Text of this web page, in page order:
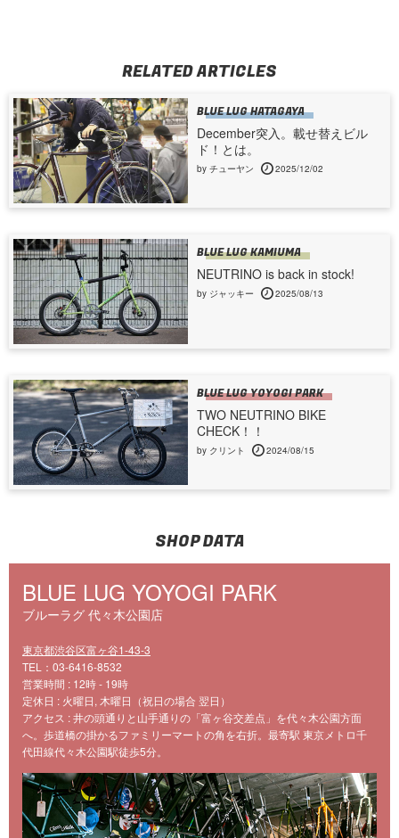
RELATED ARTICLES
BLUE LUG HATAGAYA
December突入。載せ替えビル
ド！とは。
by チューヤン 2025/12/02
BLUE LUG KAMIUMA
NEUTRINO is back in stock!
by ジャッキー 2025/08/13
BLUE LUG YOYOGI PARK
TWO NEUTRINO BIKE
CHECK！！
by クリント 2024/08/15
SHOP DATA
BLUE LUG YOYOGI PARK
ブルーラグ 代々木公園店
東京都渋谷区富ヶ谷1-43-3
TEL：03-6416-8532
営業時間 : 12時 - 19時
定休日 : 火曜日, 木曜日（祝日の場合 翌日）
アクセス : 井の頭通りと山手通りの「富ヶ谷交差点」を代々木公園方面
へ。歩道橋の掛かるファミリーマートの角を右折。最寄駅 東京メトロ千
代田線代々木公園駅徒歩5分。